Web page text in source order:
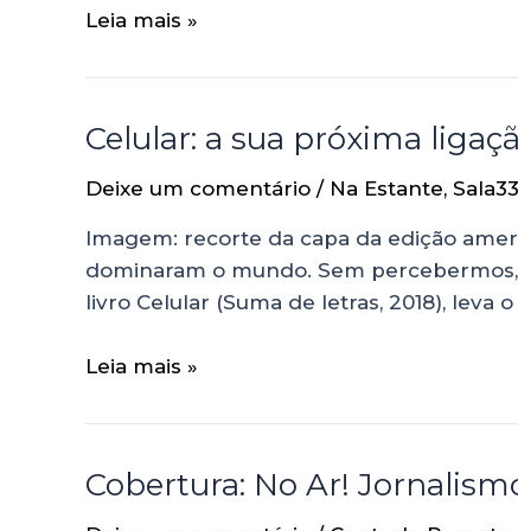
Leia mais »
Celular: a sua próxima
Deixe um comentário / Na Estante, Sala33
Imagem: recorte da capa da edição
dominaram o mundo. Sem
livro Celular (Suma de letras, 2018),
Leia mais »
Cobertura: No Ar!